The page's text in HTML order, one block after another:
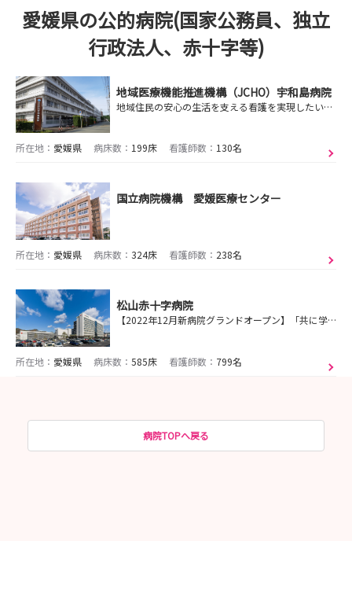
愛媛県の公的病院(国家公務員、独立
行政法人、赤十字等)
地域医療機能推進機構（JCHO）宇和島病院
地域住民の安心の生活を支える看護を実現したい。あなたが輝いて働くための職場がここにあります。見学会など随時開催いたしております。お気軽にお問い合わせください。
所在地： 愛媛県 病床数： 199床 看護師数： 130名
国立病院機構 愛媛医療センター
所在地： 愛媛県 病床数： 324床 看護師数： 238名
松山赤十字病院
【2022年12月新病院グランドオープン】「共に学び、共に成長する」組織を目指しています
所在地： 愛媛県 病床数： 585床 看護師数： 799名
病院TOPへ戻る